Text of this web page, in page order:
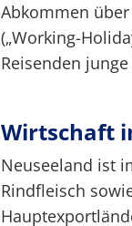
Abkommen
(„Working-
Reisenden
Wirtschaft
Neuseeland ist
Rindfleisch